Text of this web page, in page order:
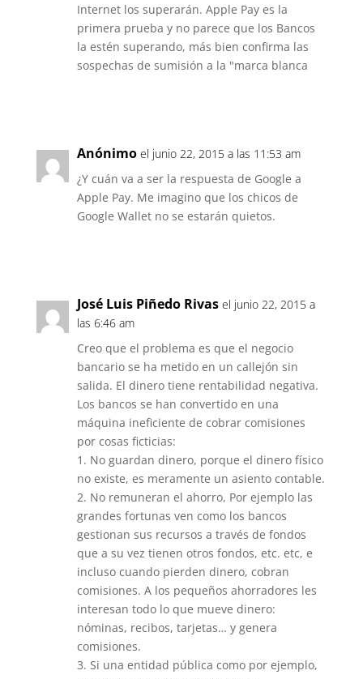
Internet los superarán. Apple Pay es la
primera prueba y no parece que los Bancos
la estén superando, más bien confirma las
sospechas de sumisión a la "marca blanca
Anónimo el junio 22, 2015 a las 11:53 am
¿Y cuán va a ser la respuesta de Google a
Apple Pay. Me imagino que los chicos de
Google Wallet no se estarán quietos.
José Luis Piñedo Rivas el junio 22, 2015 a
las 6:46 am
Creo que el problema es que el negocio
bancario se ha metido en un callejón sin
salida. El dinero tiene rentabilidad negativa.
Los bancos se han convertido en una
máquina ineficiente de cobrar comisiones
por cosas ficticias:
1. No guardan dinero, porque el dinero físico
no existe, es meramente un asiento contable.
2. No remuneran el ahorro, Por ejemplo las
grandes fortunas ven como los bancos
gestionan sus recursos a través de fondos
que a su vez tienen otros fondos, etc. etc, e
incluso cuando pierden dinero, cobran
comisiones. A los pequeños ahorradores les
interesan todo lo que mueve dinero:
nóminas, recibos, tarjetas… y genera
comisiones.
3. Si una entidad pública como por ejemplo,